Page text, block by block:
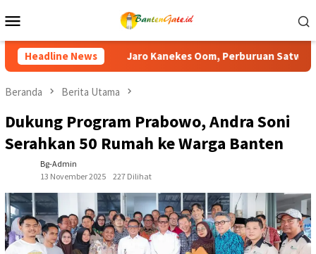
ke
Mobile
Headline News
Oom, Perburuan Satwa Liar di Tanah Ulayat Baduy Makin
Beranda Berita Utama
Dukung Program Prabowo, Andra Soni
Serahkan 50 Rumah ke Warga Banten
Bg-Admin
13 November 2025
227 Dilihat